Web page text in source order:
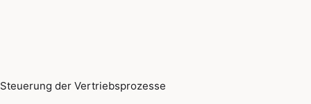
Steuerung der Vertriebsprozesse